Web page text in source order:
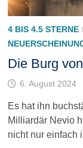
4 BIS 4.5 STERNE/
Die Burg
6. August 2024
Es hat ihn
Milliardär Nevio
nicht nur einfach